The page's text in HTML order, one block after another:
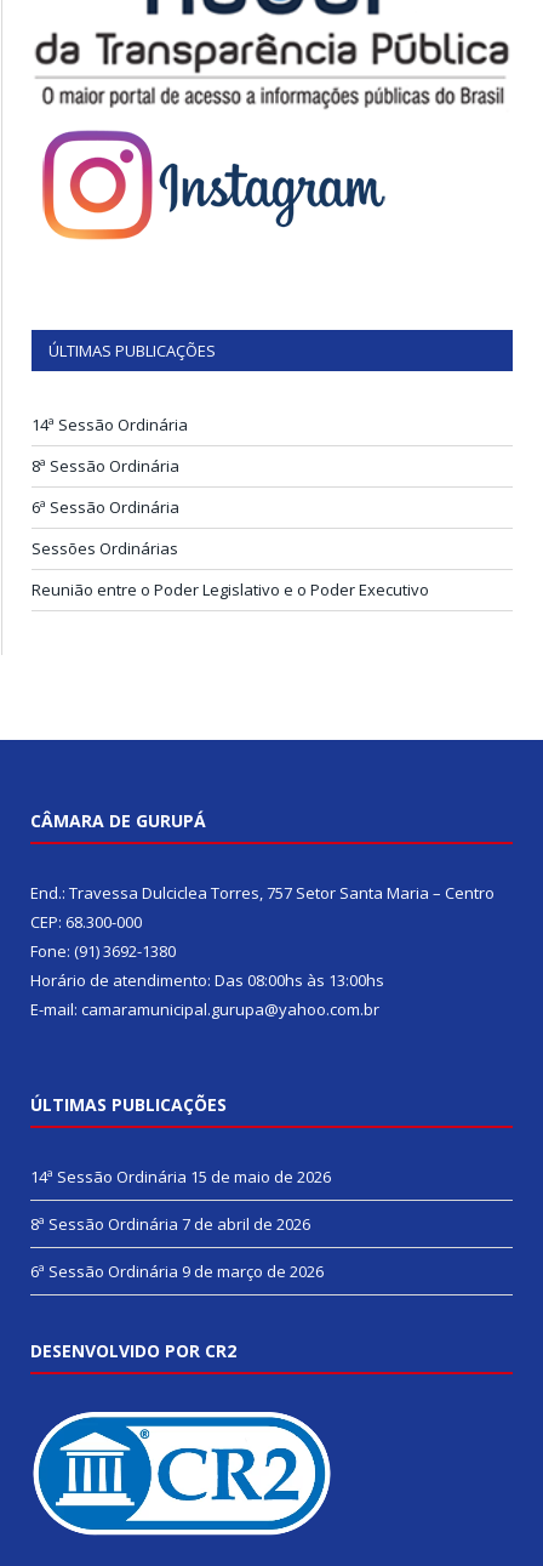
ÚLTIMAS PUBLICAÇÕES
14ª Sessão Ordinária
8ª Sessão Ordinária
6ª Sessão Ordinária
Sessões Ordinárias
Reunião entre o Poder Legislativo e o Poder Executivo
CÂMARA DE GURUPÁ
End.: Travessa Dulciclea Torres, 757 Setor Santa Maria – Centro
CEP: 68.300-000
Fone: (91) 3692-1380
Horário de atendimento: Das 08:00hs às 13:00hs
E-mail: camaramunicipal.gurupa@yahoo.com.br
ÚLTIMAS PUBLICAÇÕES
14ª Sessão Ordinária 15 de maio de 2026
8ª Sessão Ordinária 7 de abril de 2026
6ª Sessão Ordinária 9 de março de 2026
DESENVOLVIDO POR CR2